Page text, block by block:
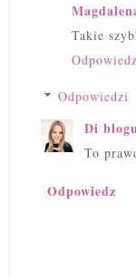
Takie
Odpowiedz
Odpowiedzi
Di
To
Odpowiedz